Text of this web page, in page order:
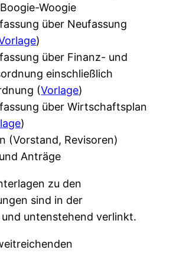
Woogie
über Neufassung
)
über Finanz- und
einschließlich
(Vorlage)
über Wirtschaftsplan
)
(Vorstand, Revisoren)
Anträge
zu den
sind in der
untenstehend verlinkt.